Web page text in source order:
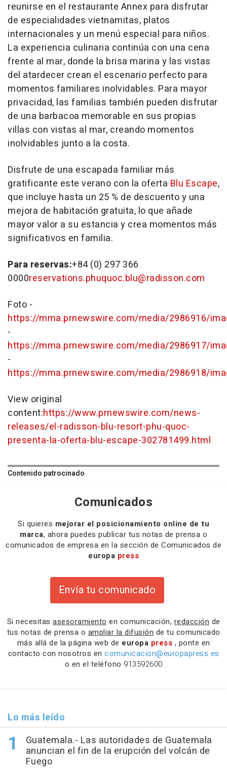
reunirse en el restaurante Annex para disfrutar
de especialidades vietnamitas, platos
internacionales y un menú especial para niños.
La experiencia culinaria continúa con una cena
frente al mar, donde la brisa marina y las vistas
del atardecer crean el escenario perfecto para
momentos familiares inolvidables. Para mayor
privacidad, las familias también pueden disfrutar
de una barbacoa memorable en sus propias
villas con vistas al mar, creando momentos
inolvidables junto a la costa.
Disfrute de una escapada familiar más
gratificante este verano con la oferta Blu Escape,
que incluye hasta un 25 % de descuento y una
mejora de habitación gratuita, lo que añade
mayor valor a su estancia y crea momentos más
significativos en familia.
Para reservas:+84 (0) 297 366
0000reservations.phuquoc.blu@radisson.com
Foto -
https://mma.prnewswire.com/media/2986916/
-
https://mma.prnewswire.com/media/2986917/
-
https://mma.prnewswire.com/media/2986918/
View original
content:https://www.prnewswire.com/news-
releases/el-radisson-blu-resort-phu-quoc-
presenta-la-oferta-blu-escape-302781499.html
Contenido patrocinado
Comunicados
Si quieres mejorar el posicionamiento online de tu
marca, ahora puedes publicar tus notas de prensa o
comunicados de empresa en la sección de Comunicados de
europa press
Envía tu comunicado
Si necesitas asesoramiento en comunicación, redacción de
tus notas de prensa o ampliar la difusión de tu comunicado
más allá de la página web de europa press , ponte en
contacto con nosotros en comunicacion@europapress.es
o en el teléfono 913592600
Lo más leído
Guatemala.- Las autoridades de Guatemala
anuncian el fin de la erupción del volcán de
Fuego